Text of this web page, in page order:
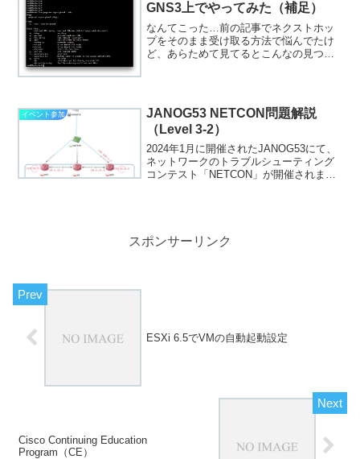
GNS3上でやってみた（補足）
なんてこった…前の記事でネクストホッ
プをそのまま受け取る方法で悩んでたけ
ど、あらためて見てるとこんなの見つけ
イベント参加
JANOG53 NETCON問題解説
（Level 3-2）
2024年1月に開催されたJANOG53にて、
ネットワークのトラブルシューティング
コンテスト「NETCON」が開催されまし
スポンサーリンク
ESXi 6.5でVMの自動起動設定
Cisco Continuing Education
Program（CE）